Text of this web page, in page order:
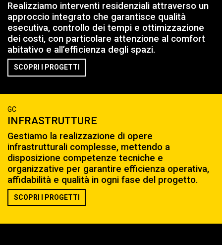
Realizziamo interventi residenziali attraverso un
approccio integrato che garantisce qualità
esecutiva, controllo dei tempi e ottimizzazione
dei costi, con particolare attenzione al comfort
abitativo e all’efficienza degli spazi.
SCOPRI I PROGETTI
GC
INFRASTRUTTURE
Gestiamo la realizzazione di opere
infrastrutturali complesse, mettendo a
disposizione competenze tecniche e
organizzative per garantire efficienza operativa,
affidabilità e qualità in ogni fase del progetto.
SCOPRI I PROGETTI